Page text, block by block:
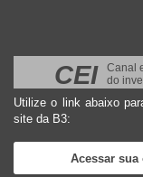
CEI
Canal
do
Utilize o link abaixo
site da B3:
Acessar sua